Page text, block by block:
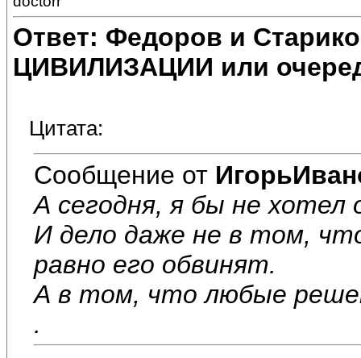
Ответ: Федоров и
ЦИВИЛИЗАЦИИ или
Цитата:
Сообщение от
А сегодня, я бы не
И дело даже не в том,
равно его обвинят.
А в том, что любые
.